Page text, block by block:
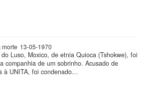
morte 13-05-1970
Luso, Moxico, de etnia Quioca (Tshokwe), foi
companhia de um sobrinho. Acusado de
à UNITA, foi condenado…